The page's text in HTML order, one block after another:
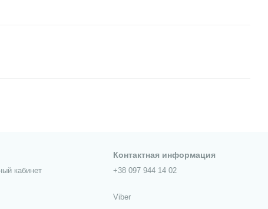
кабинет
Контактная информация
+38 097 944 14 02
Viber